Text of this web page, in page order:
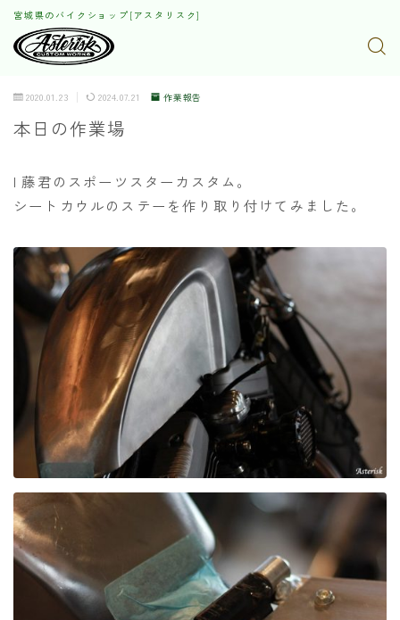
宮城県のバイクショップ[アスタリスク]
2020.01.23 2024.07.21 作業報告
本日の作業場
I 藤君のスポーツスターカスタム。
シートカウルのステーを作り取り付けてみました。